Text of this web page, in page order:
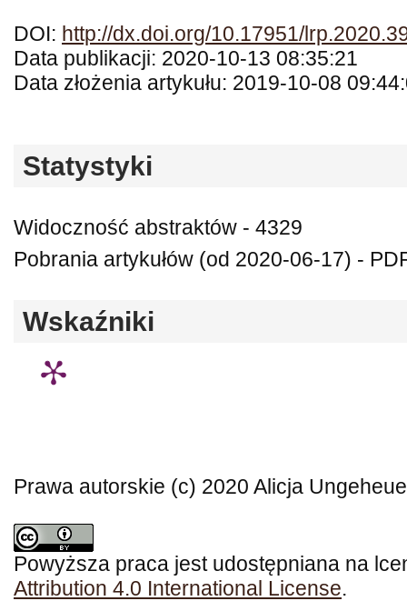
DOI: http://dx.doi.org/10.17951/
Data publikacji: 2020-10-13 08:35:21
Data złożenia artykułu: 2019-10-08
Statystyki
Widoczność abstraktów - 4329
Pobrania artykułów (od 2020-06-17) -
Wskaźniki
Prawa autorskie (c) 2020 Alicja
Powyższa praca jest udostępniana na
Attribution 4.0 International License.